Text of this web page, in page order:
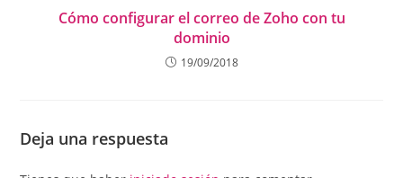
Cómo configurar el correo de Zoho con tu
dominio
19/09/2018
Deja una respuesta